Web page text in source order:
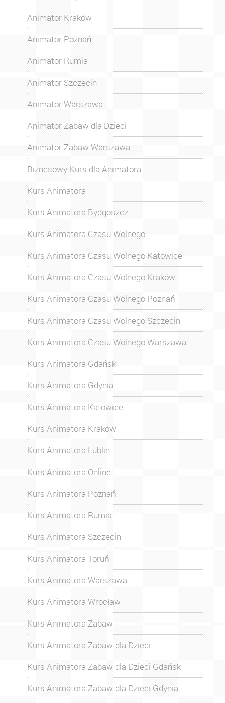
Animator Kraków
Animator Poznań
Animator Rumia
Animator Szczecin
Animator Warszawa
Animator Zabaw dla Dzieci
Animator Zabaw Warszawa
Biznesowy Kurs dla Animatora
Kurs Animatora
Kurs Animatora Bydgoszcz
Kurs Animatora Czasu Wolnego
Kurs Animatora Czasu Wolnego Katowice
Kurs Animatora Czasu Wolnego Kraków
Kurs Animatora Czasu Wolnego Poznań
Kurs Animatora Czasu Wolnego Szczecin
Kurs Animatora Czasu Wolnego Warszawa
Kurs Animatora Gdańsk
Kurs Animatora Gdynia
Kurs Animatora Katowice
Kurs Animatora Kraków
Kurs Animatora Lublin
Kurs Animatora Online
Kurs Animatora Poznań
Kurs Animatora Rumia
Kurs Animatora Szczecin
Kurs Animatora Toruń
Kurs Animatora Warszawa
Kurs Animatora Wrocław
Kurs Animatora Zabaw
Kurs Animatora Zabaw dla Dzieci
Kurs Animatora Zabaw dla Dzieci Gdańsk
Kurs Animatora Zabaw dla Dzieci Gdynia